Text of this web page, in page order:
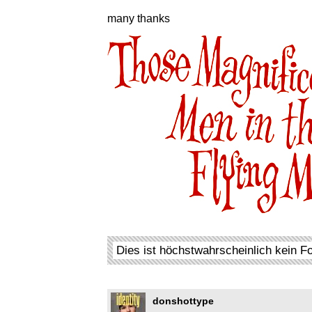
many thanks
Dies ist höchstwahrscheinlich kein
donshottype